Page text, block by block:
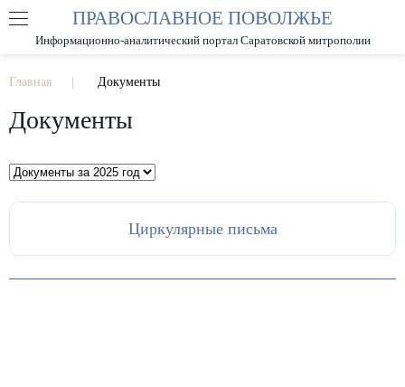
РАЗМЕР ШРИФТА А А
ПРАВОСЛАВНОЕ ПОВОЛЖЬЕ
Информационно-аналитический портал Саратовской митрополии
Главная Документы
Документы
Циркулярные письма